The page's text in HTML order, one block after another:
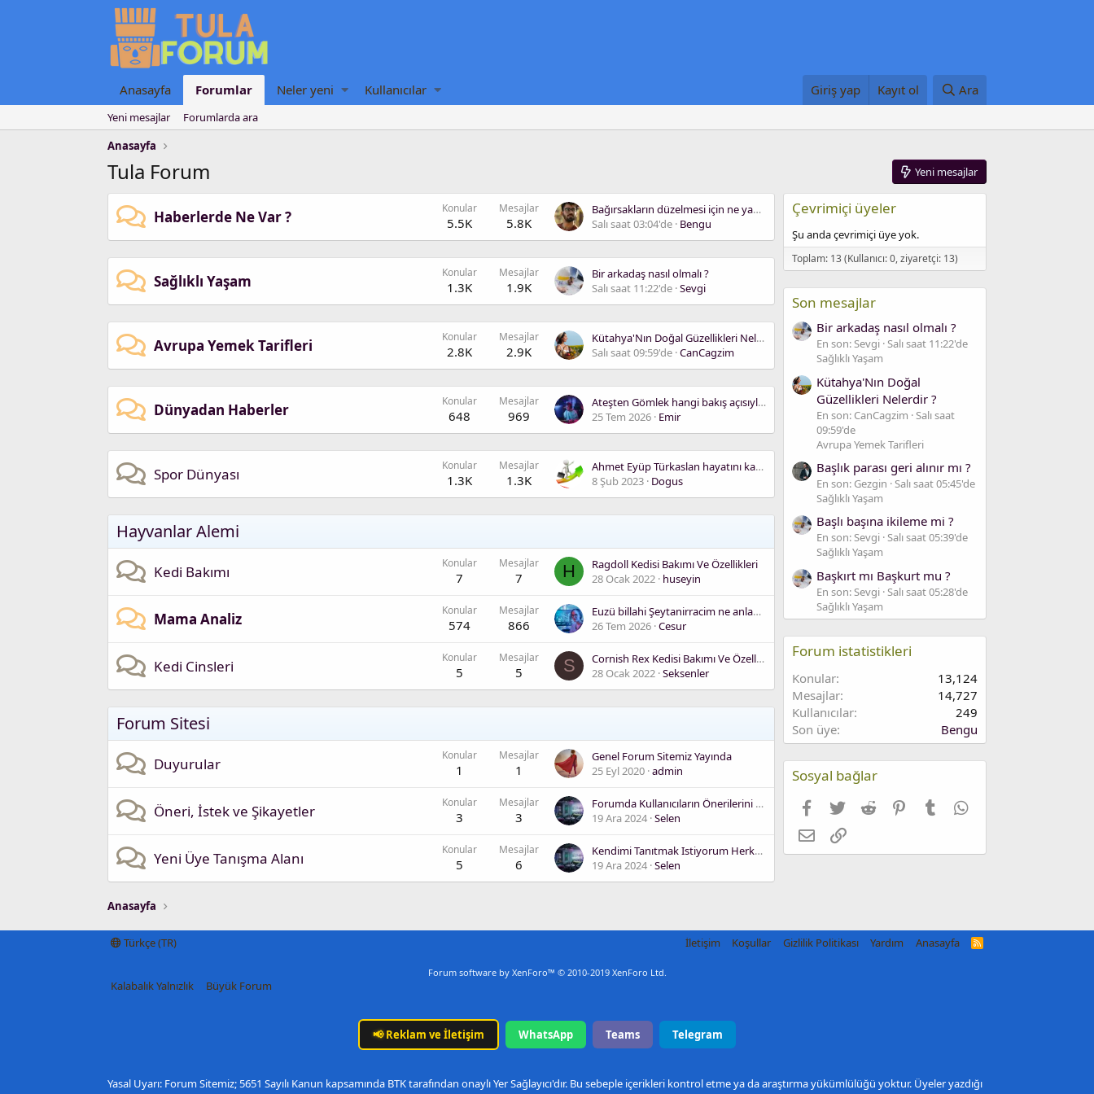
Anasayfa Forumlar Neler yeni Kullanıcılar Giriş yap Kayıt ol Ara
Yeni mesajlar
Forumlarda ara
Anasayfa
Tula Forum Yeni mesajlar
Haberlerde Ne Var ? Konular
5.5K
Mesajlar
5.8K
Bağırsakların düzelmesi için ne yapılmalı ?
Salı saat 03:04'de Bengu
Sağlıklı Yaşam Konular
1.3K
Mesajlar
1.9K
Bir arkadaş nasıl olmalı ?
Salı saat 11:22'de Sevgi
Avrupa Yemek Tarifleri Konular
2.8K
Mesajlar
2.9K
Kütahya'Nın Doğal Güzellikleri Nelerdir ?
Salı saat 09:59'de CanCagzim
Dünyadan Haberler Konular
648
Mesajlar
969
Ateşten Gömlek hangi bakış açısıyla yazılmıştır ?
25 Tem 2026 Emir
Spor Dünyası Konular
1.3K
Mesajlar
1.3K
Ahmet Eyüp Türkaslan hayatını kaybetti, acı haberi Yılmaz Vural duyurdu
8 Şub 2023 Dogus
Hayvanlar Alemi
Kedi Bakımı Konular
7
Mesajlar
7 H
Ragdoll Kedisi Bakımı Ve Özellikleri
28 Ocak 2022 huseyin
Mama Analiz Konular
574
Mesajlar
866
Euzü billahi Şeytanirracim ne anlama gelir ?
26 Tem 2026 Cesur
Kedi Cinsleri Konular
5
Mesajlar
5 S
Cornish Rex Kedisi Bakımı Ve Özellikleri
28 Ocak 2022 Seksenler
Forum Sitesi
Duyurular Konular
1
Mesajlar
1
Genel Forum Sitemiz Yayında
25 Eyl 2020 admin
Öneri, İstek ve Şikayetler Konular
3
Mesajlar
3
Forumda Kullanıcıların Önerilerini Paylaşabileceği Alanlar
19 Ara 2024 Selen
Yeni Üye Tanışma Alanı Konular
5
Mesajlar
6
Kendimi Tanıtmak Istiyorum Herkese Merhaba
19 Ara 2024 Selen
Çevrimiçi üyeler
Şu anda çevrimiçi üye yok.
Toplam: 13 (Kullanıcı: 0, ziyaretçi: 13)
Son mesajlar
Bir arkadaş nasıl olmalı ?
En son: Sevgi Salı saat 11:22'de
Sağlıklı Yaşam
Kütahya'Nın Doğal
Güzellikleri Nelerdir ?
En son: CanCagzim Salı saat
09:59'de
Avrupa Yemek Tarifleri
Başlık parası geri alınır mı ?
En son: Gezgin Salı saat 05:45'de
Sağlıklı Yaşam
Başlı başına ikileme mi ?
En son: Sevgi Salı saat 05:39'de
Sağlıklı Yaşam
Başkırt mı Başkurt mu ?
En son: Sevgi Salı saat 05:28'de
Sağlıklı Yaşam
Forum istatistikleri
Konular
13,124
Mesajlar
14,727
Kullanıcılar
249
Son üye
Bengu
Sosyal bağlar
Facebook
TwitterReddit PinterestTumblrWhatsApp
E-postaLink
Anasayfa
Türkçe (TR) İletişim Koşullar Gizlilik Politikası Yardım Anasayfa
R
Forum software by XenForo™ © 2010-2019 XenForo Ltd.
Kalabalık Yalnızlık Büyük Forum
📢Reklam ve İletişim WhatsApp Teams Telegram
Yasal Uyarı: Forum Sitemiz; 5651 Sayılı Kanun kapsamında BTK tarafından onaylı Yer Sağlayıcı'dır. Bu sebeple içerikleri kontrol etme ya da araştırma yükümlülüğü yoktur. Üyeler yazdığı